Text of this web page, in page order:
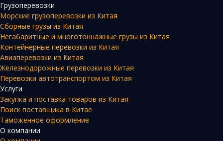
Грузоперевозки
Морские грузоперевозки из Китая
Сборные грузы из Китая
Негабаритные и многотоннажные грузы из Китая
Контейнерные перевозки из Китая
Авиаперевозки из Китая
Железнодорожные перевозки из Китая
Перевозки автотранспортом из Китая
Услуги
Закупка и поставка товаров из Китая
Поиск поставщика в Китае
Таможенное оформление
О компании